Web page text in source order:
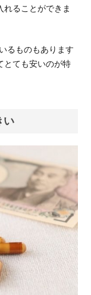
れることができま
るものもあります
とても安いのが特
い